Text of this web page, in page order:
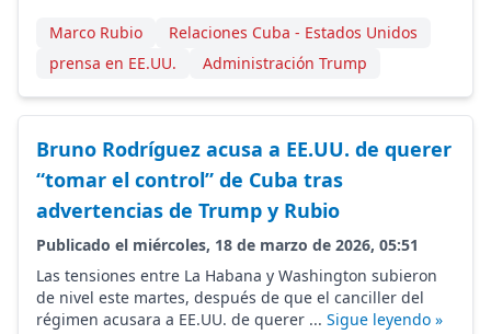
Marco Rubio
Relaciones Cuba - Estados Unidos
prensa en EE.UU.
Administración Trump
Bruno Rodríguez acusa a EE.UU. de querer
“tomar el control” de Cuba tras
advertencias de Trump y Rubio
Publicado el miércoles, 18 de marzo de 2026, 05:51
Las tensiones entre La Habana y Washington subieron
de nivel este martes, después de que el canciller del
régimen acusara a EE.UU. de querer ... Sigue leyendo »